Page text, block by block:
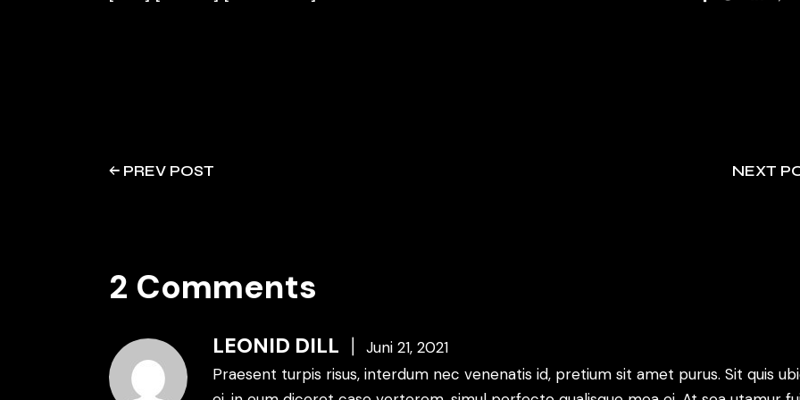
PREV POST NEXT
2 Comments
LEONID DILL
Juni 21, 2021
Praesent turpis risus, interdum nec venenatis id, pretium sit amet purus. Sit quis